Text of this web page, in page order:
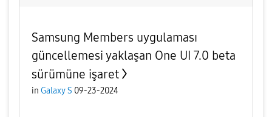
Samsung Members uygulaması
güncellemesi yaklaşan One UI 7.0 beta
sürümüne işaret
in Galaxy S 09-23-2024